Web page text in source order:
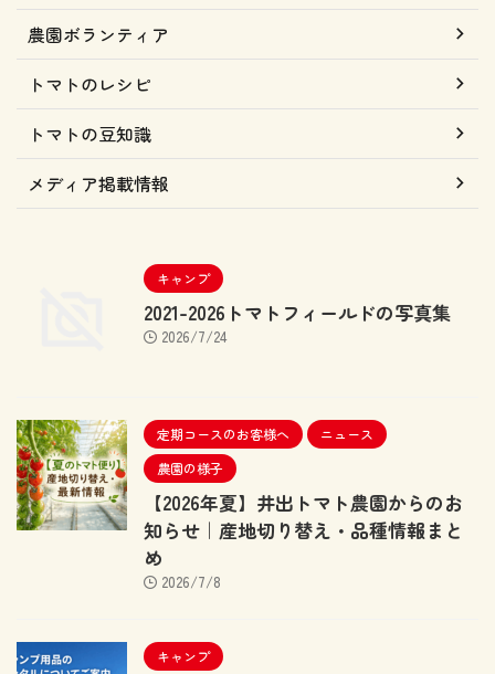
農園ボランティア
トマトのレシピ
トマトの豆知識
メディア掲載情報
キャンプ
2021-2026トマトフィールドの写真集
2026/7/24
定期コースのお客様へ
ニュース
農園の様子
【2026年夏】井出トマト農園からのお
知らせ｜産地切り替え・品種情報まと
め
2026/7/8
キャンプ